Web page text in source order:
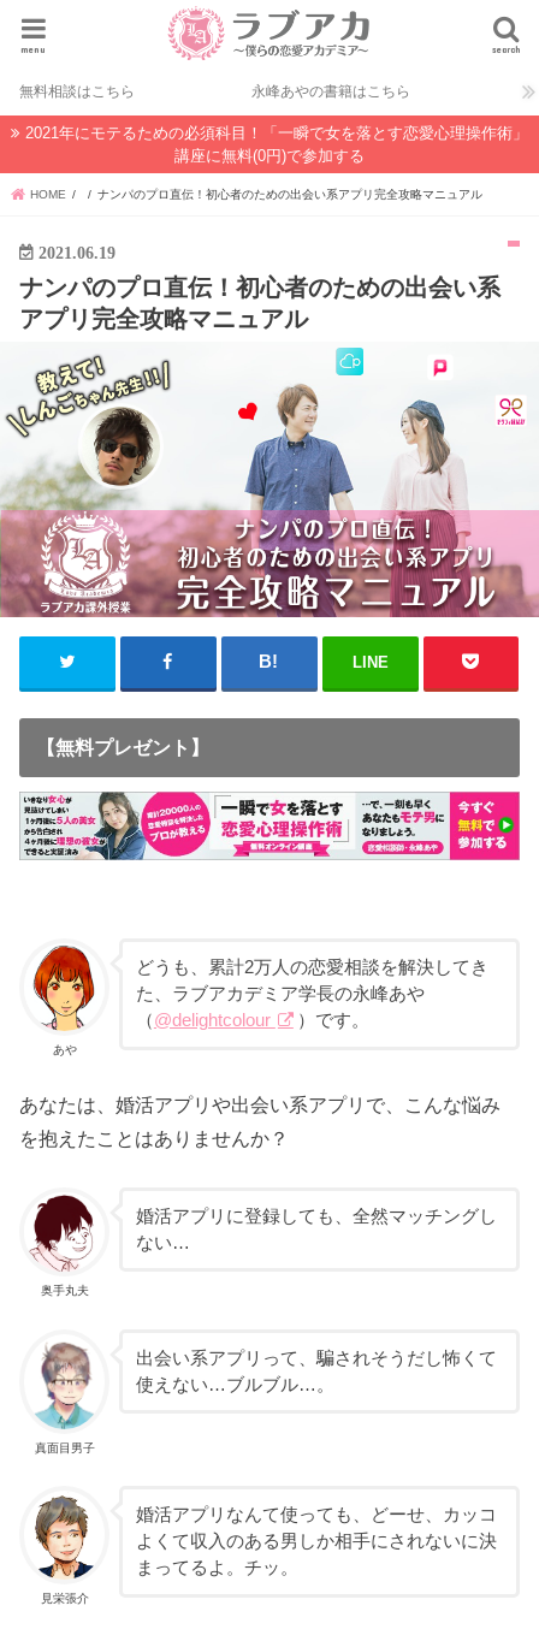
search
menu
無料相談はこちら 永峰あやの書籍はこちら
2021年にモテるための必須科目！「一瞬で女を落とす恋愛心理操作術」
講座に無料(0円)で参加する
HOME ナンパのプロ直伝！初心者のための出会い系アプリ完全攻略マニュアル
2021.06.19
ナンパのプロ直伝！初心者のための出会い系
アプリ完全攻略マニュアル
LINE
【無料プレゼント】
あや
どうも、累計2万人の恋愛相談を解決してき
た、ラブアカデミア学長の永峰あや
（@delightcolour ）です。
あなたは、婚活アプリや出会い系アプリで、こんな悩み
を抱えたことはありませんか？
奥手丸夫
婚活アプリに登録しても、全然マッチングし
ない…
真面目男子
出会い系アプリって、騙されそうだし怖くて
使えない…ブルブル…。
見栄張介
婚活アプリなんて使っても、どーせ、カッコ
よくて収入のある男しか相手にされないに決
まってるよ。チッ。